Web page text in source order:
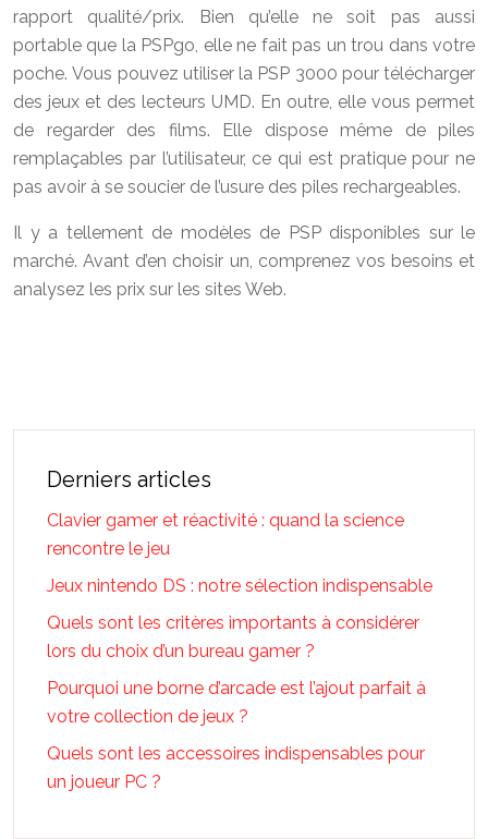
rapport qualité/prix. Bien qu’elle ne soit pas aussi
portable que la PSPgo, elle ne fait pas un trou dans votre
poche. Vous pouvez utiliser la PSP 3000 pour télécharger
des jeux et des lecteurs UMD. En outre, elle vous permet
de regarder des films. Elle dispose même de piles
remplaçables par l’utilisateur, ce qui est pratique pour ne
pas avoir à se soucier de l’usure des piles rechargeables.
Il y a tellement de modèles de PSP disponibles sur le
marché. Avant d’en choisir un, comprenez vos besoins et
analysez les prix sur les sites Web.
Derniers articles
Clavier gamer et réactivité : quand la science
rencontre le jeu
Jeux nintendo DS : notre sélection indispensable
Quels sont les critères importants à considérer
lors du choix d’un bureau gamer ?
Pourquoi une borne d’arcade est l’ajout parfait à
votre collection de jeux ?
Quels sont les accessoires indispensables pour
un joueur PC ?